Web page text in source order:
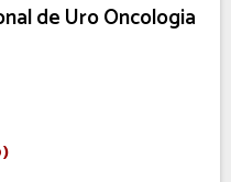
de Uro Oncologia